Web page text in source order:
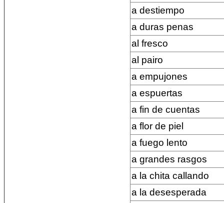
a destiempo
a duras penas
al fresco
al pairo
a empujones
a espuertas
a fin de cuentas
a flor de piel
a fuego lento
a grandes rasgos
a la chita callando
a la desesperada